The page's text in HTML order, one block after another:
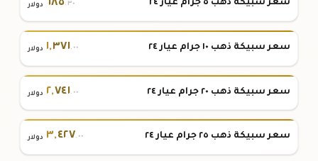
سعر سبيكة ذهب ٥ جرام عيار ٢٤ ٦٨٥.٣٠ دولار
سعر سبيكة ذهب ١٠ جرام عيار ٢٤ ١,٣٧١.٠٠ دولار
سعر سبيكة ذهب ٢٠ جرام عيار ٢٤ ٢,٧٤١.٠٠ دولار
سعر سبيكة ذهب ٢٥ جرام عيار ٢٤ ٣,٤٢٧.٠٠ دولار